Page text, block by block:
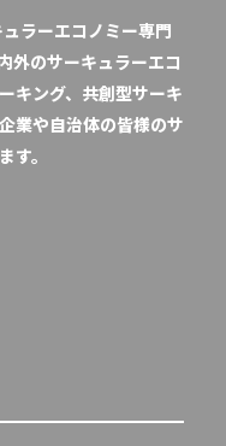
ラーエコノミー専門
外のサーキュラーエコ
キング、共創型サーキ
業や自治体の皆様のサ
す。